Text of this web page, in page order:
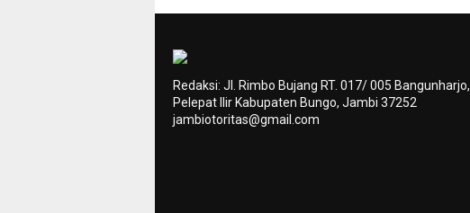
Redaksi: Jl. Rimbo Bujang RT. 017/ 005 Bangunharjo,
Pelepat Ilir Kabupaten Bungo, Jambi 37252
jambiotoritas@gmail.com